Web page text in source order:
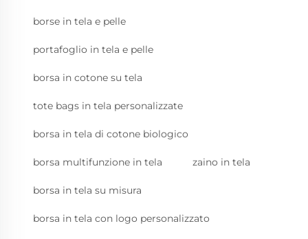
borse in tela e pelle
portafoglio in tela e pelle
borsa in cotone su tela
tote bags in tela personalizzate
borsa in tela di cotone biologico
borsa multifunzione in tela zaino in tela
borsa in tela su misura
borsa in tela con logo personalizzato